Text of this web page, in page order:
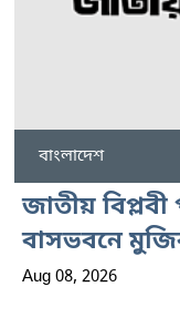
বাংলাদেশ
জাতীয়
বাসভবনে
Aug 08, 2026